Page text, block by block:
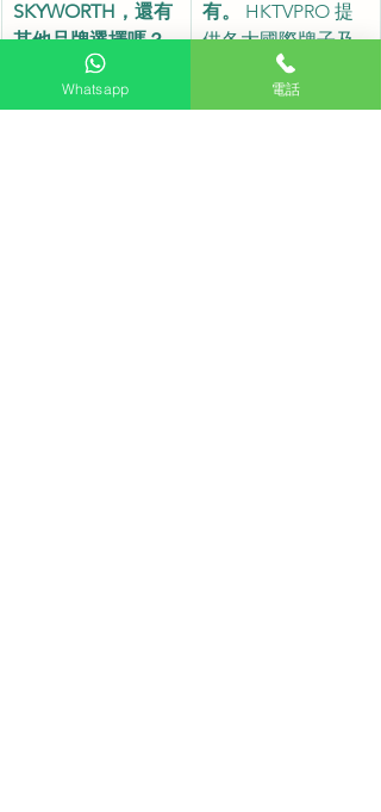
SKYWORTH，還有
其他品牌選擇嗎？
有。
HKTVPRO 提
供各大國際牌子及
不同尺寸的電視設
備，無論您的預算
Whatsapp 電話